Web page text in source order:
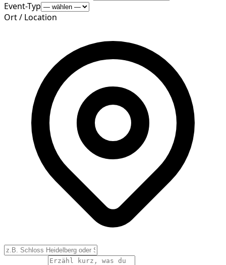
Event-Typ
Ort / Location